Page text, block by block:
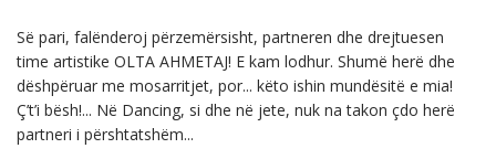
Së pari, falënderoj përzemërsisht, partneren dhe drejtuesen
time artistike OLTA AHMETAJ! E kam lodhur. Shumë herë dhe
dëshpëruar me mosarritjet, por... këto ishin mundësitë e mia!
Ç’t’i bësh!... Në Dancing, si dhe në jete, nuk na takon çdo herë
partneri i përshtatshëm...